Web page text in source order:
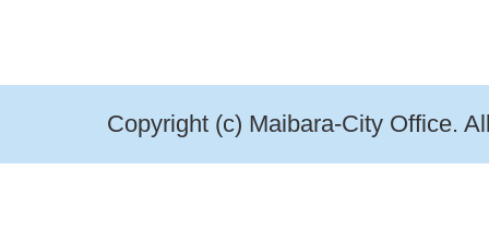
Copyright (c) Maibara-City Office.